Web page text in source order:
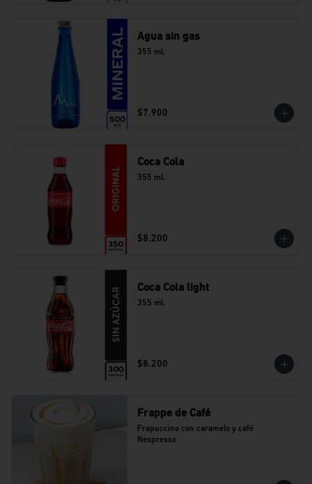
Agua sin gas
355 ml.
$7.900
Coca Cola
355 ml.
$8.200
Coca Cola light
355 ml.
$8.200
Frappe de Café
Frapuccino con caramelo y café
Nespresso